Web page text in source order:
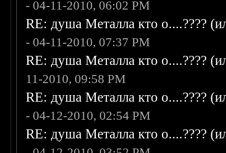
- 04-11-2010, 06:02 PM
RE: душа Металла кто о....????
- 04-11-2010, 07:37 PM
RE: душа Металла кто о....????
11-2010, 09:58 PM
RE: душа Металла кто о....????
- 04-12-2010, 02:54 PM
RE: душа Металла кто о....????